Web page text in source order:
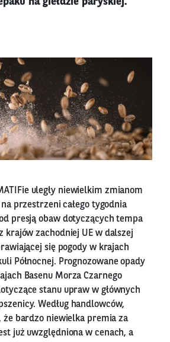
uległy niewielkim zmianom
przestrzeni całego tygodnia
presją obaw dotyczących tempa
krajów zachodniej UE w dalszej
się pogody w krajach
Północnej. Prognozowane opady
Basenu Morza Czarnego
stanu upraw w głównych
Według handlowców,
że bardzo niewielka premia za
już uwzględniona w cenach, a